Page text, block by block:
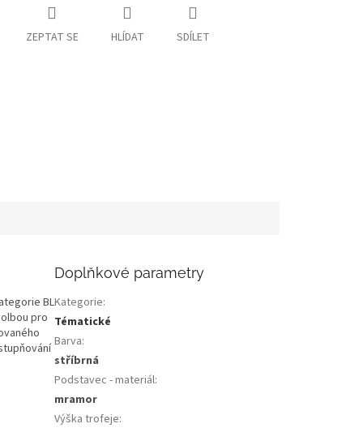
ZEPTAT SE HLÍDAT SDÍLET
BL
pro
Doplňkové parametry
Kategorie:
Tématické
Barva:
stříbrná
Podstavec - materiál:
mramor
Výška trofeje: